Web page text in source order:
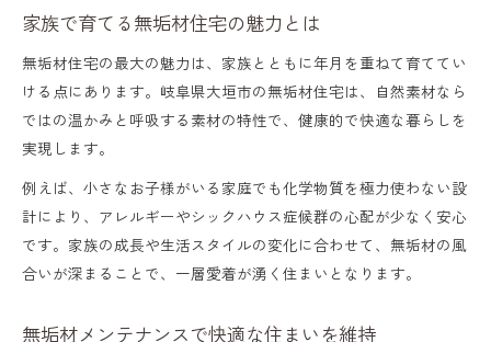
家族で育てる無垢材住宅の魅力とは
無垢材住宅の最大の魅力は、家族とともに年月を重ねて育ててい
ける点にあります。岐阜県大垣市の無垢材住宅は、自然素材なら
ではの温かみと呼吸する素材の特性で、健康的で快適な暮らしを
実現します。
例えば、小さなお子様がいる家庭でも化学物質を極力使わない設
計により、アレルギーやシックハウス症候群の心配が少なく安心
です。家族の成長や生活スタイルの変化に合わせて、無垢材の風
合いが深まることで、一層愛着が湧く住まいとなります。
無垢材メンテナンスで快適な住まいを維持